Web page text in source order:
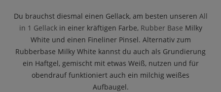
Du brauchst diesmal einen Gellack, am besten unseren All
in 1 Gellackin einer kräftigen Farbe, Rubber Base Milky
White und einen Fineliner Pinsel. Alternativ zum
Rubberbase Milky White kannst du auch als Grundierung
ein Haftgel, gemischt mit etwas Weiß, nutzen und für
obendrauf funktioniert auch ein milchig weißes
Aufbaugel.